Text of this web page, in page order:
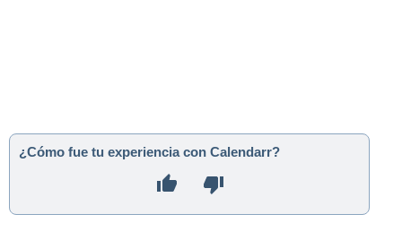
¿Cómo fue tu experiencia con Calendarr?